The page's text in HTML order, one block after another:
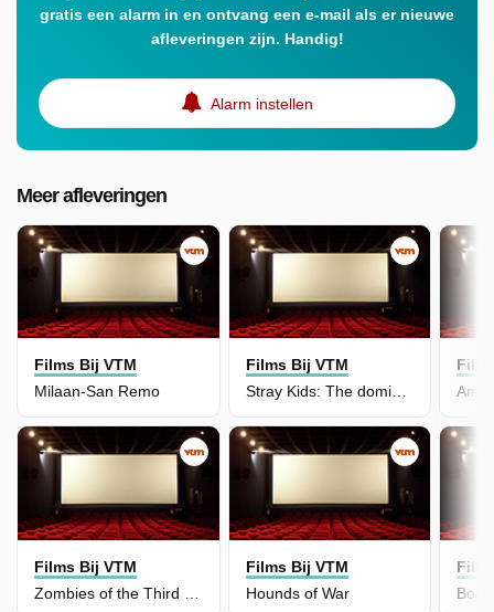
gratis een alarm in en ontvang een e-mail als er nieuwe
afleveringen zijn. Handig!
Alarm instellen
Meer afleveringen
Films Bij VTM
Milaan-San Remo
Films Bij VTM
Stray Kids: The dominATE Experience
Films Bij VTM
Films Bij VTM
Hounds of War